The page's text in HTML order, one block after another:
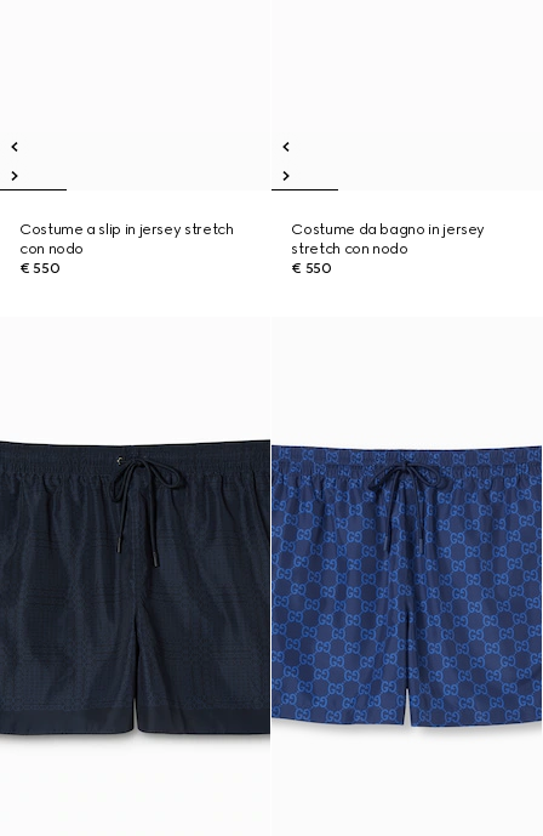
Costume a slip in jersey stretch
con nodo
€ 550
Costume da bagno in jersey
stretch con nodo
€ 550